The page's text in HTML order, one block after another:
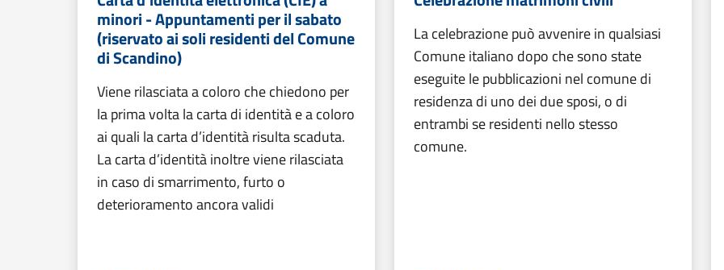
minori - Appuntamenti per il sabato
(riservato ai soli residenti del Comune
di Scandino)
Viene rilasciata a coloro che chiedono per
la prima volta la carta di identità e a coloro
ai quali la carta d’identità risulta scaduta.
La carta d’identità inoltre viene rilasciata
in caso di smarrimento, furto o
deterioramento ancora validi
La celebrazione può avvenire in qualsiasi
Comune italiano dopo che sono state
eseguite le pubblicazioni nel comune di
residenza di uno dei due sposi, o di
entrambi se residenti nello stesso
comune.